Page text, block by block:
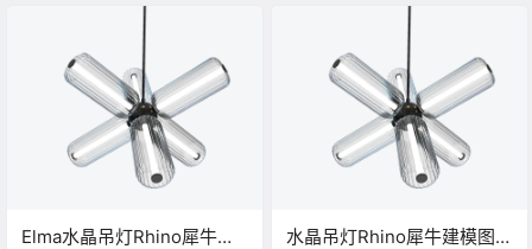
计元素在不同条件下的适应性和一
致性。算法思路包括创建随机点、
计算距离、重映射距离、生成图像
和避免模型交叉。
Elma水晶吊灯Rhino犀牛模
水晶吊灯Rhino犀牛建模图文